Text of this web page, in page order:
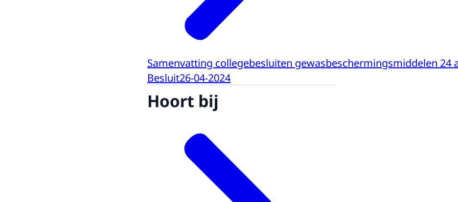
Samenvatting collegebesluiten gewasbeschermingsmiddelen 24
Besluit26-04-2024
Hoort bij